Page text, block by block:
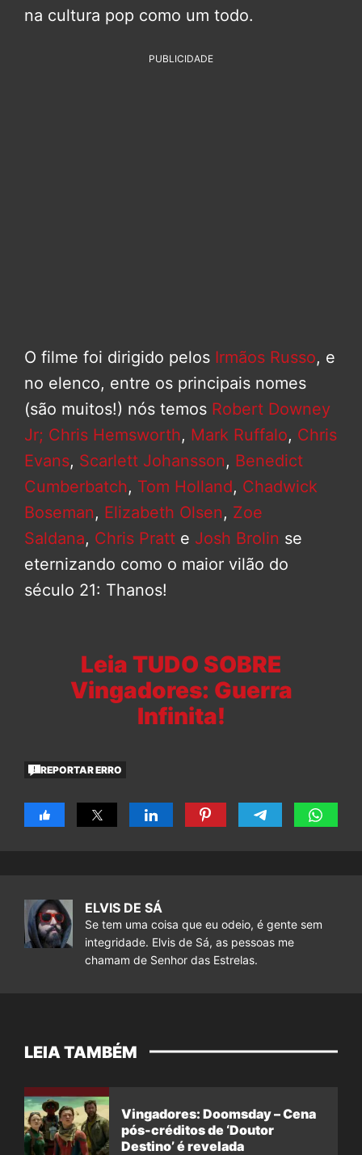
na cultura pop como um todo.
PUBLICIDADE
O filme foi dirigido pelos Irmãos Russo, e
no elenco, entre os principais nomes
(são muitos!) nós temos Robert Downey
Jr; Chris Hemsworth, Mark Ruffalo, Chris
Evans, Scarlett Johansson, Benedict
Cumberbatch, Tom Holland, Chadwick
Boseman, Elizabeth Olsen, Zoe
Saldana, Chris Pratt e Josh Brolin se
eternizando como o maior vilão do
século 21: Thanos!
Leia TUDO SOBRE
Vingadores: Guerra
Infinita!
REPORTAR ERRO
ELVIS DE SÁ
Se tem uma coisa que eu odeio, é gente sem
integridade. Elvis de Sá, as pessoas me
chamam de Senhor das Estrelas.
LEIA TAMBÉM
Vingadores: Doomsday – Cena
pós-créditos de ‘Doutor
Destino’ é revelada